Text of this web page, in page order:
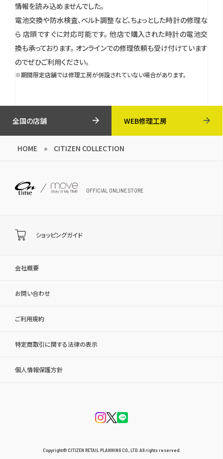
情報を読み込めませんでした。
電池交換や防水検査、ベルト調整など、ちょっとした時計の修理な
ら 店頭ですぐに対応可能です。 他店で購入された時計の電池交
換も承っております。 オンラインでの修理依頼も受け付けています
のでぜひご利用ください。
※期間限定店舗では修理工房が併設されていない場合があります。
全国の店舗 WEB修理工房
HOME » CITIZEN COLLECTION
OFFICIAL ONLINE STORE
会社概要
お問い合わせ
ご利用規約
特定商取引に関する法律の表示
個人情報保護方針
ショッピングガイド
Copyright© CITIZEN RETAIL PLANNING CO., LTD. All rights reserved.